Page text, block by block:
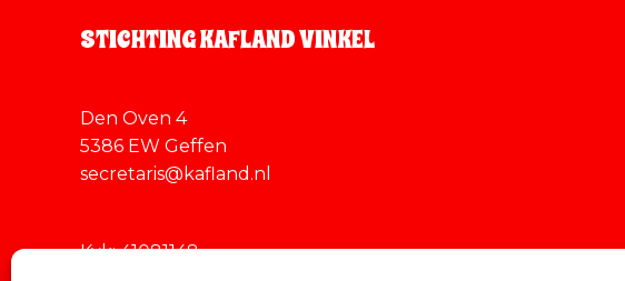
STICHTING KAFLAND VINKEL
Den Oven 4
5386 EW Geffen
secretaris@kafland.nl
Kvk: 41081148